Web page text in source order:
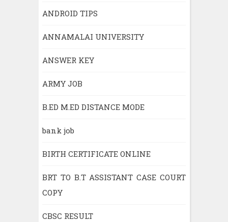
ANDROID TIPS
ANNAMALAI UNIVERSITY
ANSWER KEY
ARMY JOB
B.ED M.ED DISTANCE MODE
bank job
BIRTH CERTIFICATE ONLINE
BRT TO B.T ASSISTANT CASE COURT
COPY
CBSC RESULT